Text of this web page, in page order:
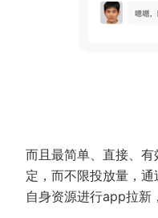
而且最简单、直接、
定，而不限投放量，
自身资源进行app拉新